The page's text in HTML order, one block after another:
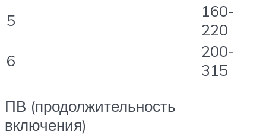
5
160-
220
6
200-
315
ПВ (продолжительность
включения)